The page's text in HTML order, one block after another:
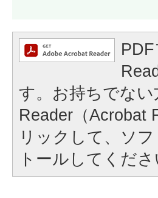
す。お持ちでな
Reader（Acrobat
リックして、ソ
トールしてくださ